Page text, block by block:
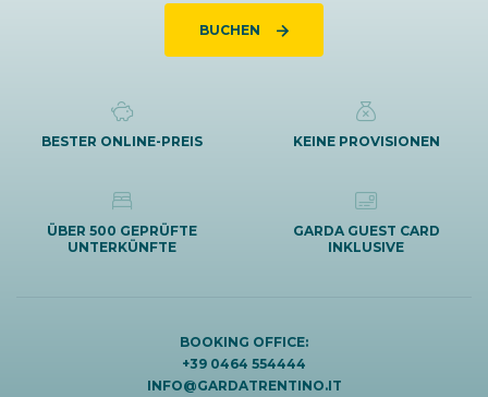
BUCHEN
BESTER ONLINE-PREIS KEINE PROVISIONEN
ÜBER 500 GEPRÜFTE
UNTERKÜNFTE
GARDA GUEST CARD
INKLUSIVE
BOOKING OFFICE:
+39 0464 554444
INFO@GARDATRENTINO.IT